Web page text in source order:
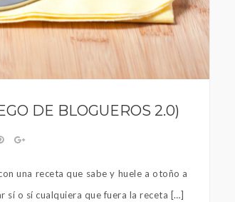
DE BLOGUEROS 2.0)
una receta que sabe y huele a otoño a
sí o sí cualquiera que fuera la receta […]